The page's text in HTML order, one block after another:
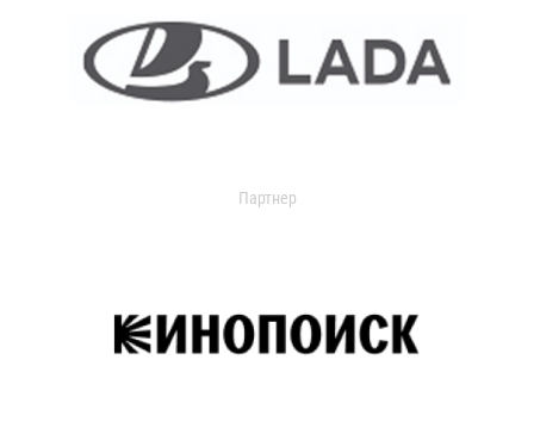
Партнер